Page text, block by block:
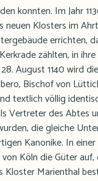
konnten. Im Jahr
neuen Klosters im
errichten,
zählten, in
August 1140 wird
Bischof von
textlich völlig
Vertreter des Abtes
die gleiche
Kanonike. In
Köln die Güter
Kloster Marienthal